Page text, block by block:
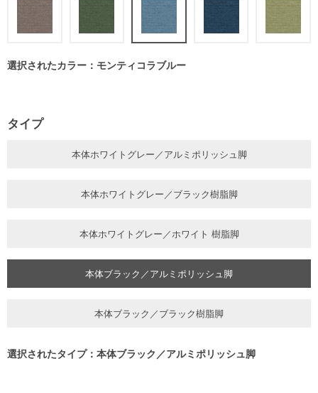
選択されたカラー：モンティコラブルー
タイプ
本体ホワイトグレー／アルミポリッシュ脚
本体ホワイトグレー／ブラック樹脂脚
本体ホワイトグレー／ホワイト 樹脂脚
本体ブラック／アルミポリッシュ脚
本体ブラック／ブラック樹脂脚
選択されたタイプ：本体ブラック／アルミポリッシュ脚